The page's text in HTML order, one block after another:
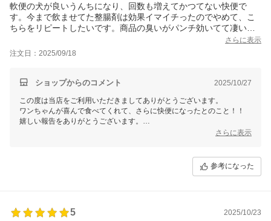
軟便の犬が良いうんちになり、回数も増えてかつてない快便で
す。今まで飲ませてた整腸剤は効果イマイチったのでやめて、こ
ちらをリピートしたいです。商品の臭いがパンチ効いてて凄いで
すが、袋にいる間は大丈夫。あげる時だけ息を止めて食べさせま
す。偏食の犬も喜んで食べてます。
さらに表示
注文日：2025/09/18
ショップからのコメント 2025/10/27
この度は当店をご利用いただきましてありがとうございます。
ワンちゃんが喜んで食べてくれて、さらに快便になったとのこと！！
嬉しい報告をありがとうございます。
さらに表示
参考になった
5
2025/10/23